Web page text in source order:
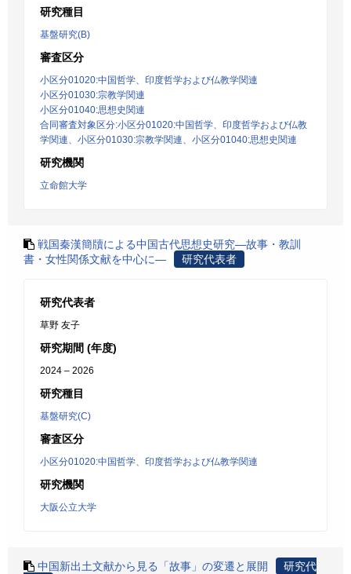
研究種目
基盤研究(B)
審査区分
小区分01020:中国哲学、印度哲学および仏教学関連
小区分01030:宗教学関連
小区分01040:思想史関連
合同審査対象区分:小区分01020:中国哲学、印度哲学および仏教
学関連、小区分01030:宗教学関連、小区分01040:思想史関連
研究機関
立命館大学
戦国秦漢簡牘による中国古代思想史研究―故事・教訓
書・女性関係文献を中心に―
研究代表者
研究代表者
草野 友子
研究期間 (年度)
2024 – 2026
研究種目
基盤研究(C)
審査区分
小区分01020:中国哲学、印度哲学および仏教学関連
研究機関
大阪公立大学
中国新出土文献から見る「故事」の変遷と展開
研究代